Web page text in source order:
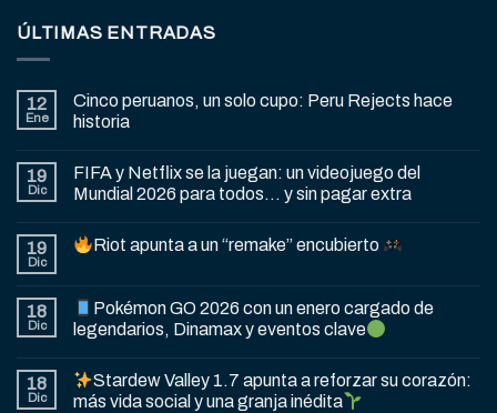
ÚLTIMAS ENTRADAS
12
Ene
Cinco peruanos, un solo cupo: Peru Rejects hace
historia
19
Dic
FIFA y Netflix se la juegan: un videojuego del
Mundial 2026 para todos… y sin pagar extra
19
Dic
Riot apunta a un “remake” encubierto
18
Dic
Pokémon GO 2026 con un enero cargado de
legendarios, Dinamax y eventos clave
18
Dic
Stardew Valley 1.7 apunta a reforzar su corazón:
más vida social y una granja inédita